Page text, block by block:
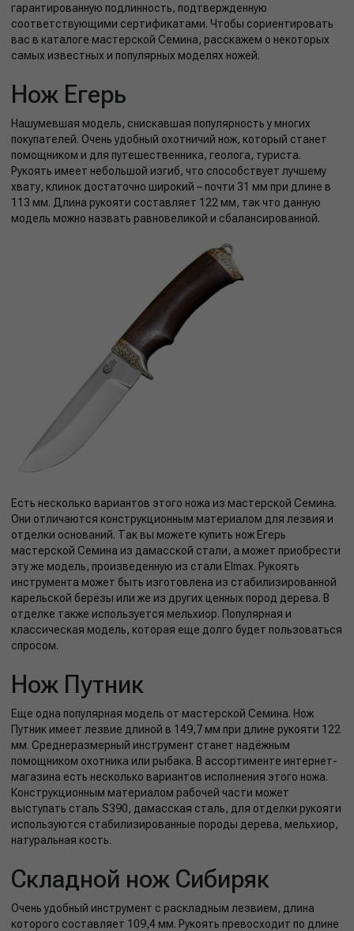
гарантированную подлинность, подтвержденную
соответствующими сертификатами. Чтобы сориентировать
вас в каталоге мастерской Семина, расскажем о некоторых
самых известных и популярных моделях ножей.
Нож Егерь
Нашумевшая модель, снискавшая популярность у многих
покупателей. Очень удобный охотничий нож, который станет
помощником и для путешественника, геолога, туриста.
Рукоять имеет небольшой изгиб, что способствует лучшему
хвату, клинок достаточно широкий – почти 31 мм при длине в
113 мм. Длина рукояти составляет 122 мм, так что данную
модель можно назвать равновеликой и сбалансированной.
Есть несколько вариантов этого ножа из мастерской Семина.
Они отличаются конструкционным материалом для лезвия и
отделки оснований. Так вы можете купить нож Егерь
мастерской Семина из дамасской стали, а может приобрести
эту же модель, произведенную из стали Elmax. Рукоять
инструмента может быть изготовлена из стабилизированной
карельской берёзы или же из других ценных пород дерева. В
отделке также используется мельхиор. Популярная и
классическая модель, которая еще долго будет пользоваться
спросом.
Нож Путник
Еще одна популярная модель от мастерской Семина. Нож
Путник имеет лезвие длиной в 149,7 мм при длине рукояти 122
мм. Среднеразмерный инструмент станет надёжным
помощником охотника или рыбака. В ассортименте интернет-
магазина есть несколько вариантов исполнения этого ножа.
Конструкционным материалом рабочей части может
выступать сталь S390, дамасская сталь, для отделки рукояти
используются стабилизированные породы дерева, мельхиор,
натуральная кость.
Складной нож Сибиряк
Очень удобный инструмент с раскладным лезвием, длина
которого составляет 109,4 мм. Рукоять превосходит по длине